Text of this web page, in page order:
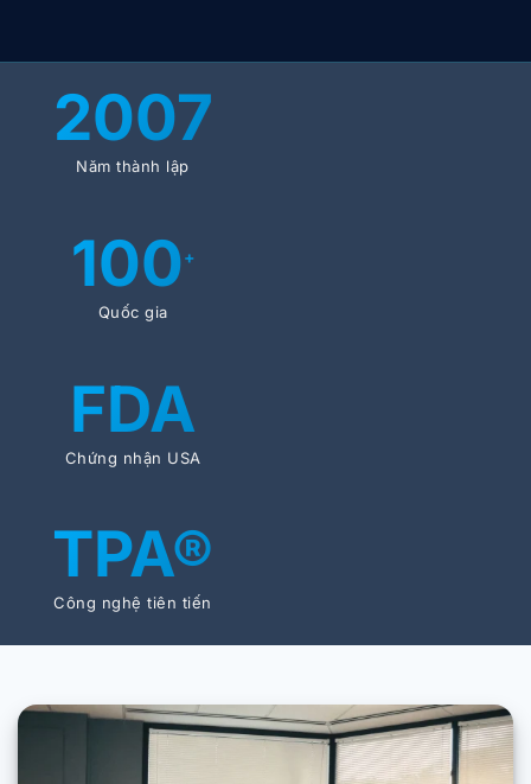
2007
Năm thành lập
100+
Quốc gia
FDA
Chứng nhận USA
TPA®
Công nghệ tiên tiến